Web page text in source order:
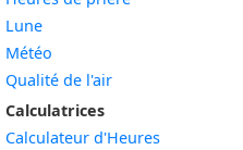
Lune
Météo
Qualité de l'air
Calculatrices
Calculateur d'Heures